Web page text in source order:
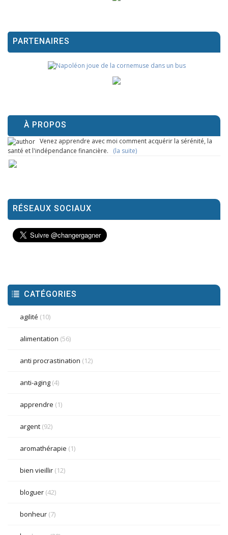
PARTENAIRES
À PROPOS
Venez apprendre avec moi comment acquérir la sérénité, la
santé et l'indépendance financière. (la suite)
RÉSEAUX SOCIAUX
CATÉGORIES
agilité (10)
alimentation (56)
anti procrastination (12)
anti-aging (4)
apprendre (1)
argent (92)
aromathérapie (1)
bien vieillir (12)
bloguer (42)
bonheur (7)